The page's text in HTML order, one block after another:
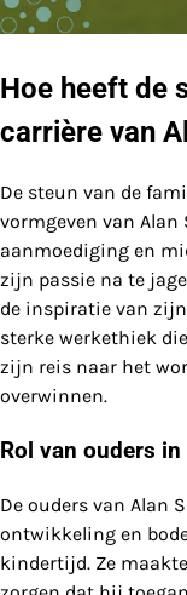
Hoe heeft de
carrière van
De steun van de
vormgeven van Alan
aanmoediging en
zijn passie na te
de inspiratie van
sterke werkethiek
zijn reis naar het
overwinnen.
Rol van ouders
De ouders van Alan
ontwikkeling en
kindertijd. Ze